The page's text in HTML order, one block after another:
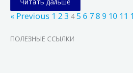
« Previous 1 23 4 5 6 78 9 10 11
ПОЛЕЗНЫЕ ССЫЛКИ